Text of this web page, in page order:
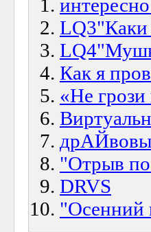
Как я
«Не грози
"Отрыв по
DRVS
"Осенний